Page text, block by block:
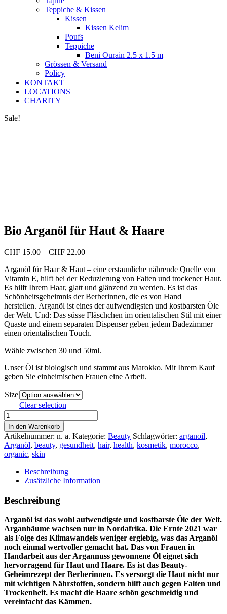
Teppiche & Kissen
Kissen
Kissen Kelim
Poufs
Teppiche
Beni Ourain 2.5 x 1.5 m
Grössen & Versand
Policy
KONTAKT
LOCATIONS
CHARITY
Sale!
Bio Arganöl für Haut & Haare
CHF 15.00 – CHF 22.00Preisspanne:
bis
CHF 22.00
Arganöl für Haar & Haut – eine erstaunliche nährende Quelle von
Vitamin E, hilft bei der Reduzierung von Falten und trockener Haut.
Es hilft Ihrem Haar, glatt und glänzend zu werden. Es ist das
Schönheitsgeheimnis der Berberinnen, die es von Hand
herstellen. Arganöl ist eines der aufwendigsten und kostbarsten Öle
der Welt. Und: Das süsse Fläschchen im orientalischen Stil mit einer
Quaste und einem separaten Dispenser geben jedem Badezimmer
einen orientalischen Touch.
Wähle zwischen 30 und 50ml.
Unser Öl ist biologisch und stammt aus Marokko. Mit Ihrem Kauf
geben Sie einheimischen Frauen eine Arbeit.
Size
Clear selection
Bio
Arganöl
für
Haut
&
Haare
Menge
In den Warenkorb
Artikelnummer: n. a. Kategorie: Beauty Schlagwörter: arganoil,
Arganöl, beauty, gesundheit, hair, health, kosmetik, morocco,
organic, skin
Beschreibung
Zusätzliche Information
Beschreibung
Arganöl ist das wohl aufwendigste und kostbarste Öle der Welt.
Arganbäume wachsen nur in Nordafrika. Die Ernte 2021 war
als Folge des Klimawandels weniger ergiebig, was das Arganöl
noch einmal wertvoller gemacht hat. Das von Frauen in
Handarbeit aus der Argannuss gewonnene Öl eignet sich
hervorragend für Haut und Haare. Es ist das Beauty-
Geheimrezept der Berberinnen. Es versorgt die Haut nicht nur
mit wichtigen Nährstoffen, sondern hilft auch gegen Falten und
Trockenheit. Es macht die Haare schön geschmeidig und
vereinfacht das Kämmen.